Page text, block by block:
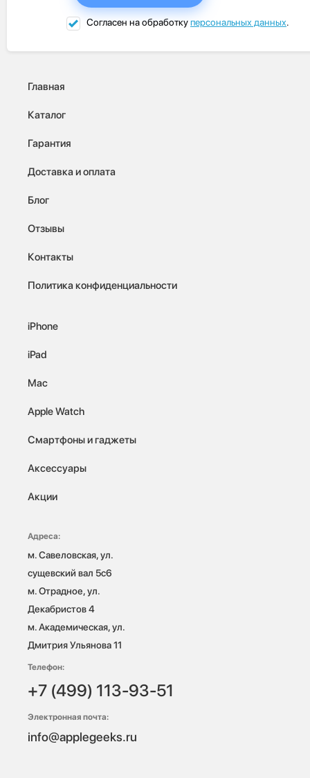
Согласен на обработкуперсональных данных.
Главная
Каталог
Гарантия
Доставка и оплата
Блог
Отзывы
Контакты
Политика конфиденциальности
iPhone
iPad
Mac
Apple Watch
Смартфоны и гаджеты
Аксессуары
Акции
Адреса:
м. Савеловская, ул.
сущевский вал 5с6
м. Отрадное, ул.
Декабристов 4
м. Академическая, ул.
Дмитрия Ульянова 11
Телефон:
+7 (499) 113-93-51
Электронная почта:
info@applegeeks.ru